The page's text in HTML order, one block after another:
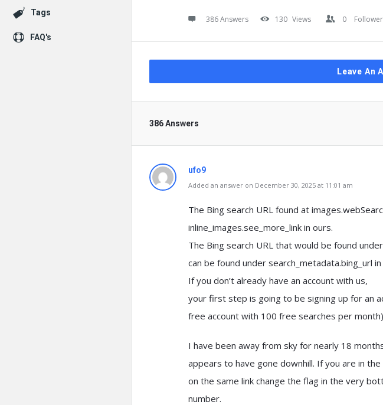
386 Answers 130 Views 0
Leave An
386 Answers
ufo9
Added an answer on December 30, 2025 at 11:01 am
The Bing search URL found at
inline_images.see_more_link in ours.
The Bing search URL that would be found
can be found under search_metadata.bing_url in
If you don’t already have an account with us,
your first step is going to be signing up for an
free account with 100 free searches per
I have been away from sky for nearly 18
appears to have gone downhill. If you are in the
on the same link change the flag in the very
number.
Tags
FAQ's